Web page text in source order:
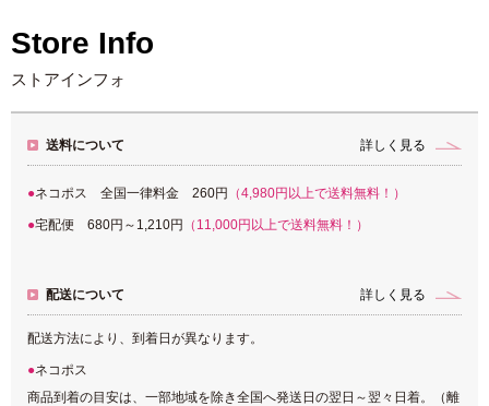
Store Info
ストアインフォ
送料について 詳しく見る
ネコポス 全国一律料金 260円 （4,980円以上で送料無料！）
宅配便 680円～1,210円 （11,000円以上で送料無料！）
配送について 詳しく見る
配送方法により、到着日が異なります。
ネコポス
商品到着の目安は、一部地域を除き全国へ発送日の翌日～翌々日着。（離